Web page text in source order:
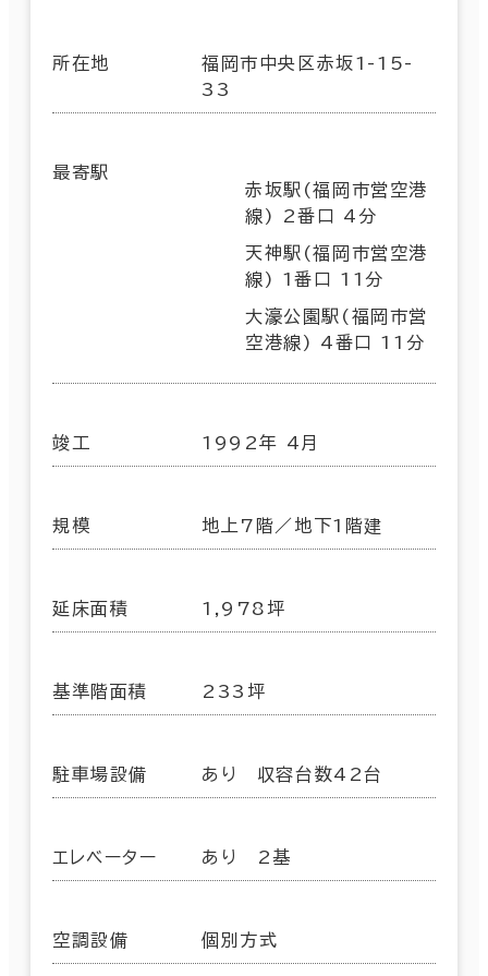
所在地
福岡市中央区赤坂1-15-
33
最寄駅
赤坂駅(福岡市営空港
線) 2番口 4分
天神駅(福岡市営空港
線) 1番口 11分
大濠公園駅(福岡市営
空港線) 4番口 11分
竣工 1992年 4月
規模 地上7階／地下1階建
延床面積 1,978坪
基準階面積 233坪
駐車場設備 あり 収容台数42台
エレベーター あり 2基
空調設備 個別方式